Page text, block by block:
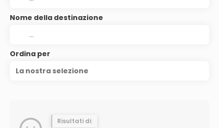
Nome della destinazione
Ordina per
La nostra selezione
Risultati di: